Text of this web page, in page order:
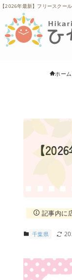
【2026年最新】フリースクー
ホーム
【
記事内に
千葉県